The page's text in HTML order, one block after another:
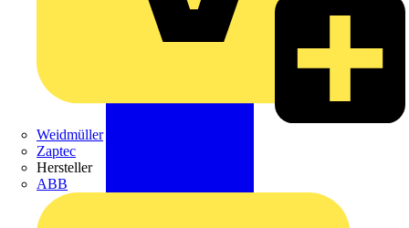
Weidmüller
Zaptec
Hersteller
ABB